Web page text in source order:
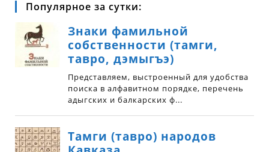
Популярное за сутки: